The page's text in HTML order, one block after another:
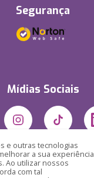
e outras tecnologias
a sua experiência
Ao utilizar nossos
com tal
Segurança
Mídias Sociais